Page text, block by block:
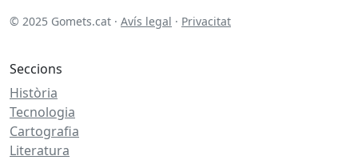
© 2025 Gomets.cat · Avís legal · Privacitat
Seccions
Història
Tecnologia
Cartografia
Literatura